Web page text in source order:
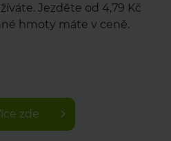
Jezděte od 4,79 Kč
hmoty máte v ceně.
zde